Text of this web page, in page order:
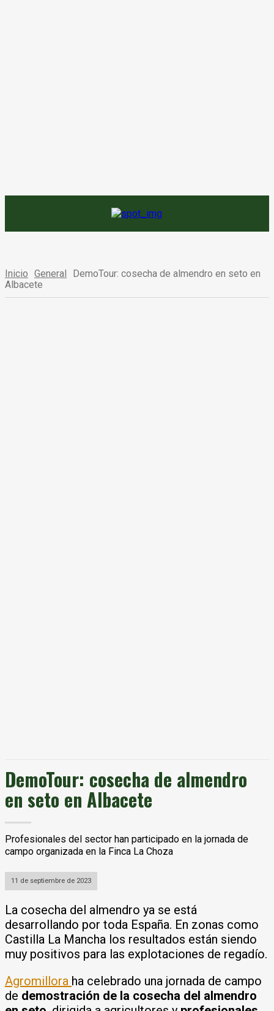
Inicio General
DemoTour: cosecha de almendro en seto en
Albacete
DemoTour: cosecha de almendro
en seto en Albacete
Profesionales del sector han participado en la jornada de
campo organizada en la Finca La Choza
11 de septiembre de 2023
La cosecha del almendro ya se está
desarrollando por toda España. En zonas como
Castilla La Mancha los resultados están siendo
muy positivos para las explotaciones de regadío.
Agromillora ha celebrado una jornada de campo
de demostración de la cosecha del almendro